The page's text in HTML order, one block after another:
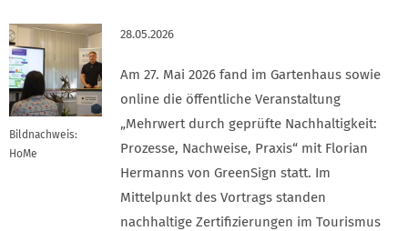
Bildnachweis:
HoMe
28.05.2026
Am 27. Mai 2026 fand im Gartenhaus sowie
online die öffentliche Veranstaltung
„Mehrwert durch geprüfte Nachhaltigkeit:
Prozesse, Nachweise, Praxis“ mit Florian
Hermanns von GreenSign statt. Im
Mittelpunkt des Vortrags standen
nachhaltige Zertifizierungen im Tourismus